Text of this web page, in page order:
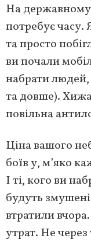
На державному
потребує
та просто
ви почали
набрати людей,
та довше).
повільна
Ціна вашого
боїв у, м’яко
І ті, кого ви
будуть
втратили
утрат. Не